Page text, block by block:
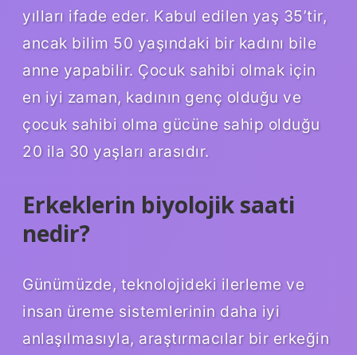
yılları ifade eder. Kabul edilen yaş 35’tir,
ancak bilim 50 yaşındaki bir kadını bile
anne yapabilir. Çocuk sahibi olmak için
en iyi zaman, kadının genç olduğu ve
çocuk sahibi olma gücüne sahip olduğu
20 ila 30 yaşları arasıdır.
Erkeklerin biyolojik saati
nedir?
Günümüzde, teknolojideki ilerleme ve
insan üreme sistemlerinin daha iyi
anlaşılmasıyla, araştırmacılar bir erkeğin